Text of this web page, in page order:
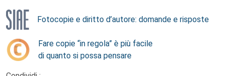
Fotocopie e diritto d’autore: domande e risposte
Fare copie “in regola” è più facile
di quanto si possa pensare